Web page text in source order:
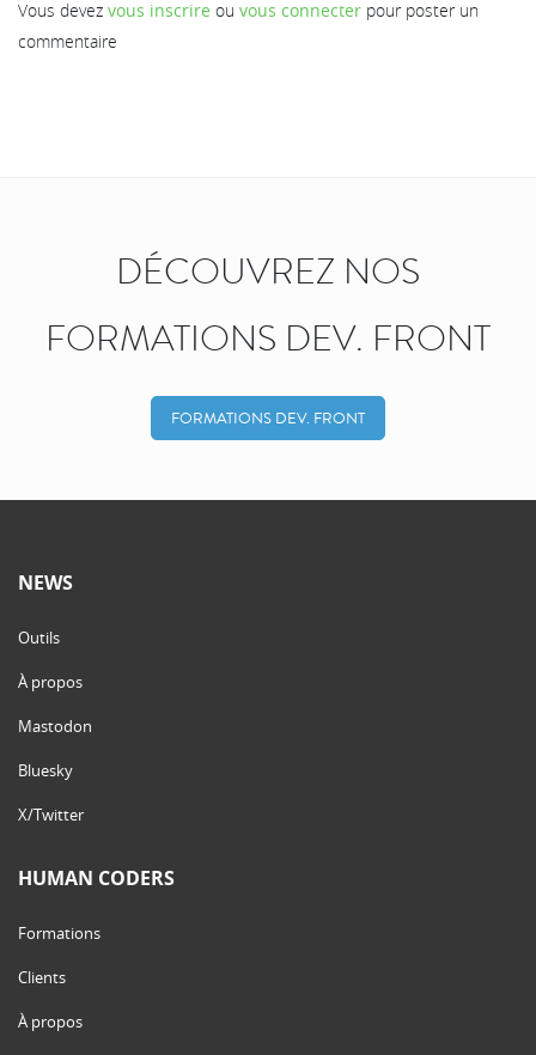
Vous devez vous inscrire ou vous connecter pour poster un
commentaire
DÉCOUVREZ NOS
FORMATIONS DEV. FRONT
FORMATIONS DEV. FRONT
NEWS
Outils
À propos
Mastodon
Bluesky
X/Twitter
HUMAN CODERS
Formations
Clients
À propos